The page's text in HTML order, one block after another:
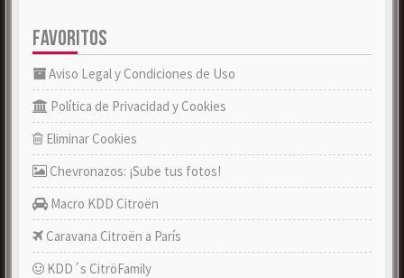
FAVORITOS
Aviso Legal y Condiciones de Uso
Política de Privacidad y Cookies
Eliminar Cookies
Chevronazos: ¡Sube tus fotos!
Macro KDD Citroën
Caravana Citroën a París
KDD´s CitröFamily